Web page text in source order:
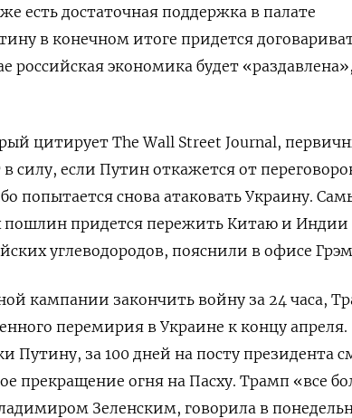
есть достаточная поддержка в палате
в конечном итоге придется
российская экономика будет «раздавлена»,
цитирует The Wall Street Journal,
силу, если Путин откажется от
попытается снова атаковать Украину.
пошлин придется пережить Китаю и
углеводородов, пояснили в офисе
кампании закончить войну за 24 часа,
перемирия в Украине к концу апреля.
Путину, за 100 дней на посту президента
прекращение огня на Пасху. Трамп «все
Зеленским, говорила в